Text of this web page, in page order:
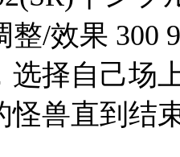
整/效果 300
选择自己场
怪兽直到结